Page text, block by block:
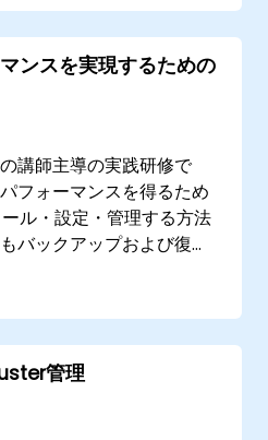
、クラッシュ発生時の修
ます。
ンスを実現するための
講師主導の実践研修で
フォーマンスを得るため
ル・設定・管理する方法
バックアップおよび復
管理